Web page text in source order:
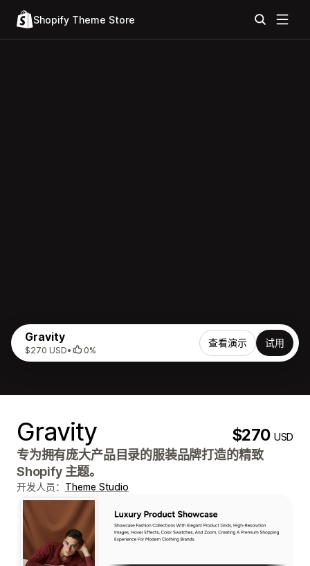
Shopify Theme Store
Gravity
$270 USD• 0%
查看演示 试用
Gravity $270USD
专为拥有庞大产品目录的服装品牌打造的精致
Shopify 主题。
开发人员： Theme Studio